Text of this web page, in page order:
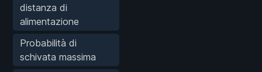
distanza di
alimentazione
Probabilità di
schivata massima